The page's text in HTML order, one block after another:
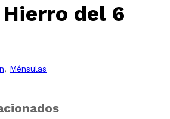
del 6
, Ménsulas